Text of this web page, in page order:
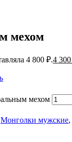
мехом
4 800 ₽.4 300
мехом
Монголки мужские,